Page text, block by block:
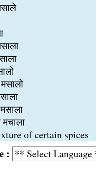
of certain spices
: